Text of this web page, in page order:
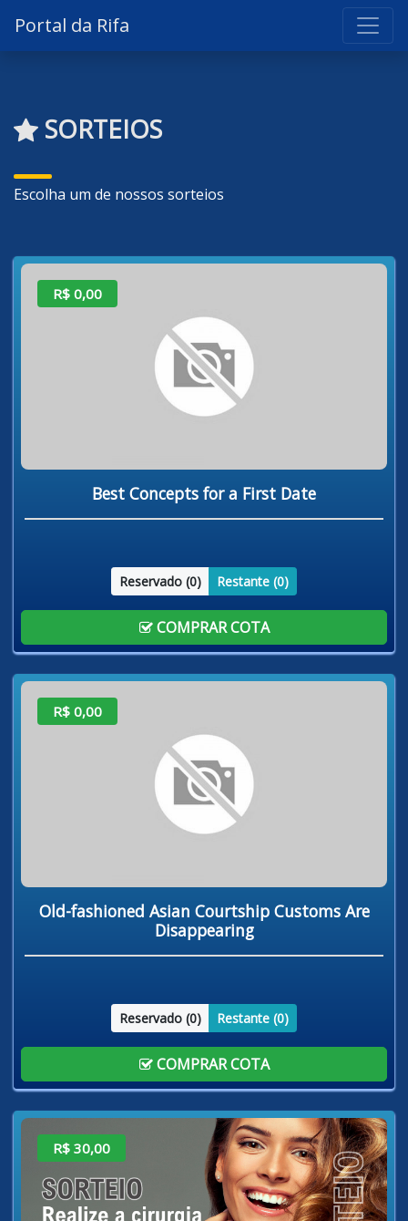
Portal da Rifa
SORTEIOS
Escolha um de nossos sorteios
R$ 0,00
Best Concepts for a First Date
Reservado (0) Restante (0)
COMPRAR COTA
R$ 0,00
Old-fashioned Asian Courtship Customs Are
Disappearing
Reservado (0) Restante (0)
COMPRAR COTA
R$ 30,00